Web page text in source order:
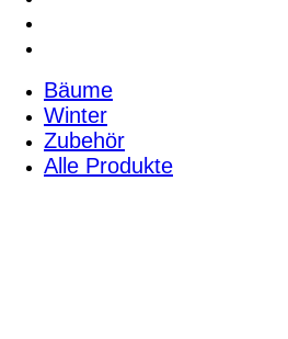
Bäume
Winter
Zubehör
Alle Produkte